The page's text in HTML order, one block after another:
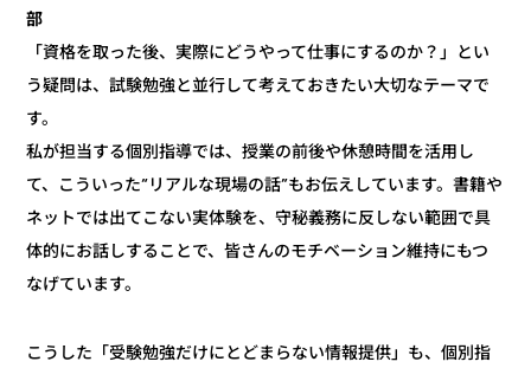
部
「資格を取った後、実際にどうやって仕事にするのか？」とい
う疑問は、試験勉強と並行して考えておきたい大切なテーマで
す。
私が担当する個別指導では、授業の前後や休憩時間を活用し
て、こういった“リアルな現場の話”もお伝えしています。書籍や
ネットでは出てこない実体験を、守秘義務に反しない範囲で具
体的にお話しすることで、皆さんのモチベーション維持にもつ
なげています。
こうした「受験勉強だけにとどまらない情報提供」も、個別指